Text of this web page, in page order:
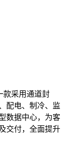
款采用通道封
配电、制冷、监
数据中心，为客
交付，全面提升